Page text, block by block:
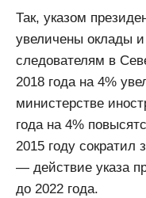
Так, указом
увеличены оклады
следователям в
2018 года на 4%
министерстве
года на 4%
2015 году сократил
— действие указа
до 2022 года.